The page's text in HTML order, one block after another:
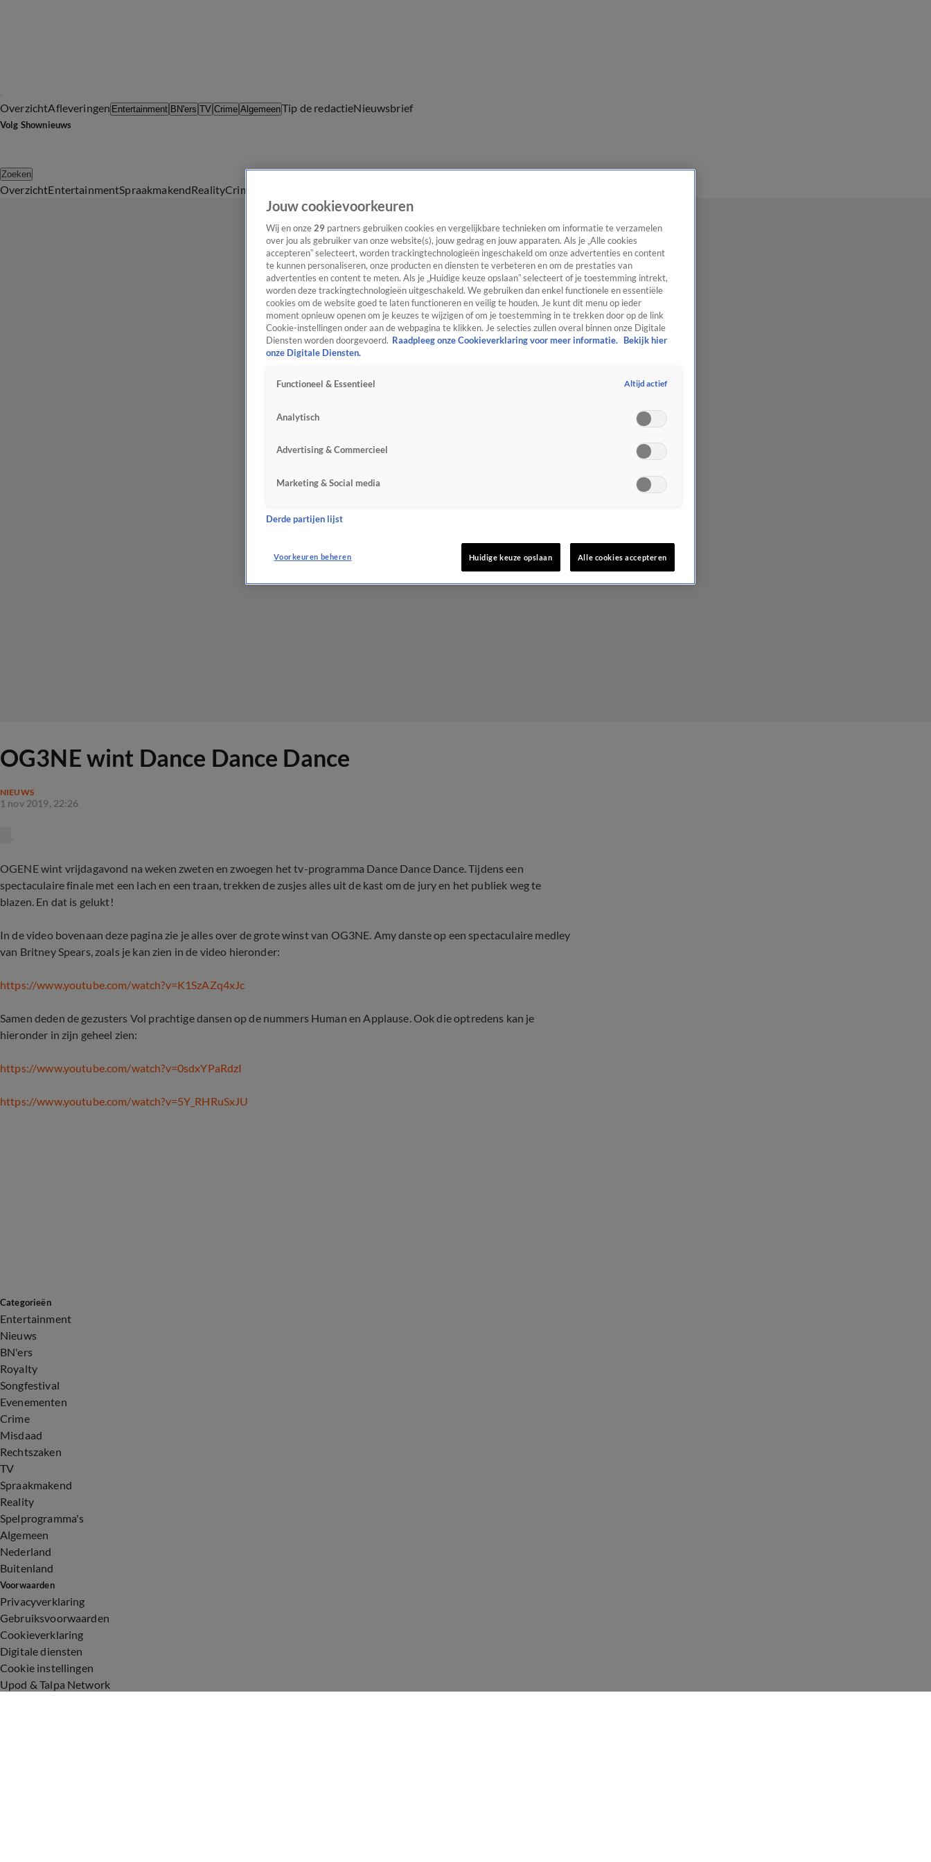
OverzichtAfleveringen Entertainment BN'ers TV Crime AlgemeenTip de redactieNieuwsbrief
Volg Shownieuws
Zoeken
OverzichtEntertainmentSpraakmakendRealityCrime
OG3NE wint Dance Dance Dance
NIEUWS
1 nov 2019, 22:26
OGENE wint vrijdagavond na weken zweten en zwoegen het tv-programma Dance Dance Dance. Tijdens een
spectaculaire finale met een lach en een traan, trekken de zusjes alles uit de kast om de jury en het publiek weg te
blazen. En dat is gelukt!
In de video bovenaan deze pagina zie je alles over de grote winst van OG3NE. Amy danste op een spectaculaire medley
van Britney Spears, zoals je kan zien in de video hieronder:
https://www.youtube.com/watch?v=K1SzAZq4xJc
Samen deden de gezusters Vol prachtige dansen op de nummers Human en Applause. Ook die optredens kan je
hieronder in zijn geheel zien:
https://www.youtube.com/watch?v=0sdxYPaRdzI
https://www.youtube.com/watch?v=5Y_RHRuSxJU
Categorieën
Entertainment
Nieuws
BN'ers
Royalty
Songfestival
Evenementen
Crime
Misdaad
Rechtszaken
TV
Spraakmakend
Reality
Spelprogramma's
Algemeen
Nederland
Buitenland
Voorwaarden
Privacyverklaring
Gebruiksvoorwaarden
Cookieverklaring
Digitale diensten
Cookie instellingen
Upod & Talpa Network
Jouw cookievoorkeuren
Wij en onze 29 partners gebruiken cookies en vergelijkbare technieken om informatie te verzamelen
over jou als gebruiker van onze website(s), jouw gedrag en jouw apparaten. Als je „Alle cookies
accepteren” selecteert, worden trackingtechnologieën ingeschakeld om onze advertenties en content
te kunnen personaliseren, onze producten en diensten te verbeteren en om de prestaties van
advertenties en content te meten. Als je „Huidige keuze opslaan” selecteert of je toestemming intrekt,
worden deze trackingtechnologieën uitgeschakeld. We gebruiken dan enkel functionele en essentiële
cookies om de website goed te laten functioneren en veilig te houden. Je kunt dit menu op ieder
moment opnieuw openen om je keuzes te wijzigen of om je toestemming in te trekken door op de link
Cookie-instellingen onder aan de webpagina te klikken. Je selecties zullen overal binnen onze Digitale
Diensten worden doorgevoerd. Raadpleeg onze Cookieverklaring voor meer informatie.
Bekijk hier
onze Digitale Diensten.
Functioneel & Essentieel Altijd actief
Analytisch
Advertising & Commercieel
Marketing & Social media
Derde partijen lijst
Voorkeuren beheren Huidige keuze opslaan Alle cookies accepteren